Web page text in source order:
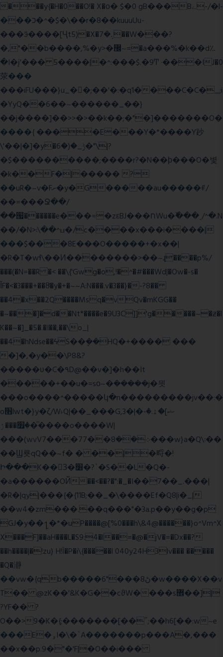
���y{�H�0��O!� X�о� $�0 gB���Bے-/�l-
���כ�^�$�\��r�8��kuuuUu-
���ӭ����[Ҷt5)�X�܉�7��W���?
�,"��b����,%�y>�޼~=�a���%�k��d؉
�I�į'��� 5����|�^:���$.�9Ͳ ·���IJ�0
荥���
���iFU���}u_��;��'�:�q1����C�C�_;i
�YyQ��6��~������_��}
��j����]��>>�>��k��;�"�]�������O�
����{ ����E���Y�*����Y䟞
\'��|�]�y�ݱ_�(�6�"\|?
�$����������;����r?�N��ϸ���O�볓
�k��F�|����� ?
��uR�~v�Fށ�y�G�����au�����ꑷ/
��=���Ջ��/
��՗������e���=�zεBJ���חWu�߰���˯/^�.N
��/�N>ߎ^��\܃�/c����x���i����|
���$���ܿ8E���O�����+�x��|
�R�T�wɬ\� �И��������>��~ɻ����p%/
���(�N=��R �< ��\{'Gwg�o,!�^�#���Wd|�Ow�-s�
ĬF�<�3���+��8ͣ�y�+�~~A:N���.v�3��}�-?8��
��4�x��2Q����Msq�vQv�mKGG��
�~���]�d��Nt*����e�9U3C]]'g�����~�ƶ�l
K��~�]_�5�.�I��,��\o_|
��4�hNdse��ϟS��ܷ��HQ�+���� ���
�]�,�y��\P8&?
�����ʋ�C�۹D@��v�]�h��It
�����+��u�=sο~�ܿ�����j�믯
���o����^�����կ�n���������jv��:�
o׫lwt�}y�ζ/W˫Q|��_���G,3�|�ޝ]�ۿ.�-
�׿���ۯ�ͫ����o����W|
���(wvV܀��8��77���7���w}a�Q\܃��
��Ϣ룟qQ��~f� � ��|�㽟�!
Ի���K��3ٓ�׸�?`�S��L�Q�-
�a������OЙ��<��?�":�_�I��7��_.���|
�R�|qy|���{�{11B;��_�\����Ef�Q8|i�_|
��w4�zm���.��q���"�3a.p��y��g�p
GJ�y��႑�*�uP����@[%0���h\&4@������}o^Vm^X
X���F]��aH���L�S9:4�l��=�@�jV�=�Dx��?
��h����|�!zu} H!Ī�P�i\{�����l 040y24H3lv��� �����
�Q�瀞
��vw�{qb�����6"���8ڻ�w����X��v
T�� @zK��'&K�G��cϑW����s޾��]|
?YF�� ?
O��>9�K�{;�������[��˝;��h6[��:w~e
���E�ۅl�\�`A�������p���A�,���
��x��p.9�"�'F|�O��i���